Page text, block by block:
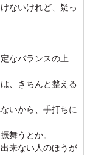
ないけれど、疑っ
なバランスの上
、きちんと整える
いから、手打ちに
舞うとか。
来ない人のほうが